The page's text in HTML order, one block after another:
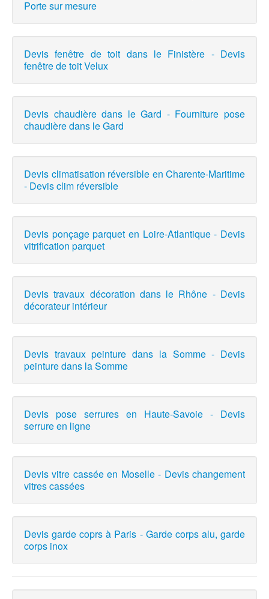
Porte sur mesure
Devis fenêtre de toit dans le Finistère - Devis
fenêtre de toit Velux
Devis chaudière dans le Gard - Fourniture pose
chaudière dans le Gard
Devis climatisation réversible en Charente-Maritime
- Devis clim réversible
Devis ponçage parquet en Loire-Atlantique - Devis
vitrification parquet
Devis travaux décoration dans le Rhône - Devis
décorateur intérieur
Devis travaux peinture dans la Somme - Devis
peinture dans la Somme
Devis pose serrures en Haute-Savoie - Devis
serrure en ligne
Devis vitre cassée en Moselle - Devis changement
vitres cassées
Devis garde coprs à Paris - Garde corps alu, garde
corps inox